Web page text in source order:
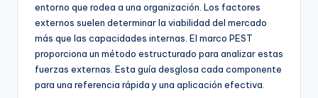
w
entorno que rodea a una organización. Los factores
externos suelen determinar la viabilidad del mercado
más que las capacidades internas. El marco PEST
proporciona un método estructurado para analizar estas
fuerzas externas. Esta guía desglosa cada componente
para una referencia rápida y una aplicación efectiva.